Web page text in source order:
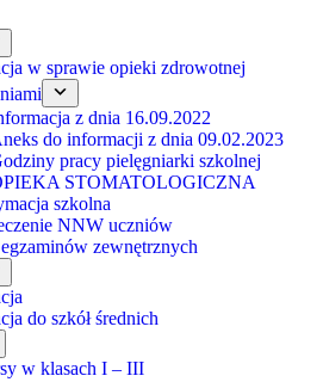
w sprawie opieki zdrowotnej
z dnia 16.09.2022
do informacji z dnia 09.02.2023
pracy pielęgniarki szkolnej
STOMATOLOGICZNA
szkolna
NNW uczniów
zewnętrznych
do szkół średnich
w klasach I – III